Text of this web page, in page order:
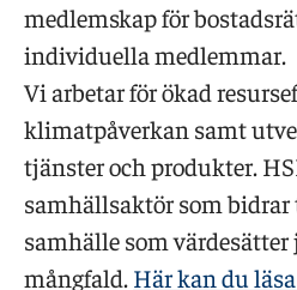
medlemskap för
individuella medlemmar.
Vi arbetar för ökad
klimatpåverkan samt
tjänster och produkter.
samhällsaktör som
samhälle som
mångfald.Här kan du